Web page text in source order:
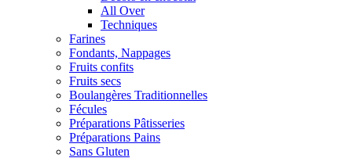
All Over
Techniques
Farines
Fondants, Nappages
Fruits confits
Fruits secs
Boulangères Traditionnelles
Fécules
Préparations Pâtisseries
Préparations Pains
Sans Gluten